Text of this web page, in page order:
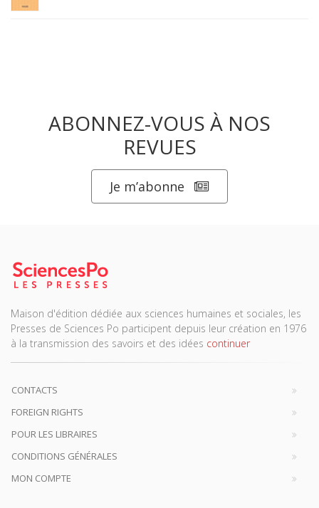
ABONNEZ-VOUS À NOS
REVUES
Je m’abonne
Maison d'édition dédiée aux sciences humaines et sociales, les
Presses de Sciences Po participent depuis leur création en 1976
à la transmission des savoirs et des idées continuer
CONTACTS
FOREIGN RIGHTS
POUR LES LIBRAIRES
CONDITIONS GÉNÉRALES
MON COMPTE